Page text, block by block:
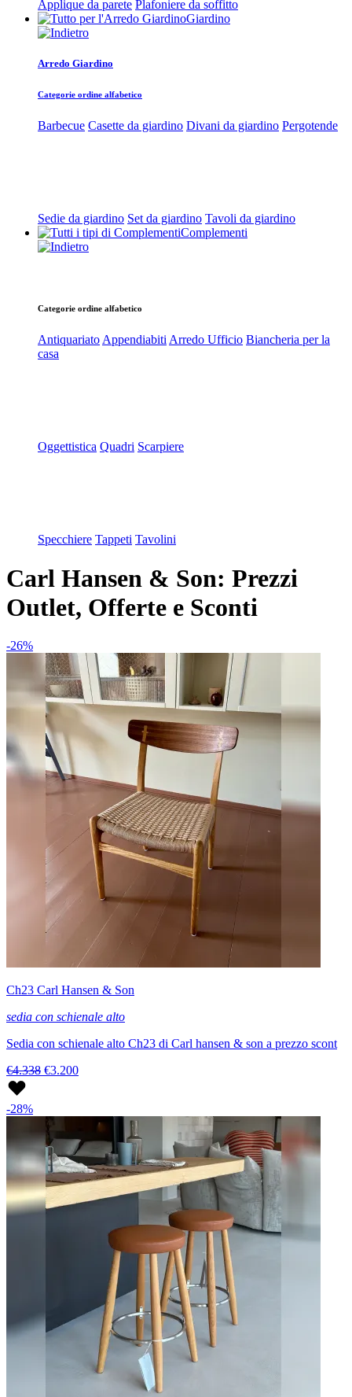
Applique da parete Plafoniere da soffitto
Giardino
Arredo Giardino
Categorie ordine alfabetico
Barbecue Casette da giardino Divani da giardino Pergotende
Sedie da giardino Set da giardino Tavoli da giardino
Complementi
Categorie ordine alfabetico
Antiquariato Appendiabiti Arredo Ufficio Biancheria per la
casa
Oggettistica Quadri Scarpiere
Specchiere Tappeti Tavolini
Carl Hansen & Son: Prezzi
Outlet, Offerte e Sconti
-26%
Ch23 Carl Hansen & Son
sedia con schienale alto
Sedia con schienale alto Ch23 di Carl hansen & son a prezzo scont
€4.338 €3.200
-28%